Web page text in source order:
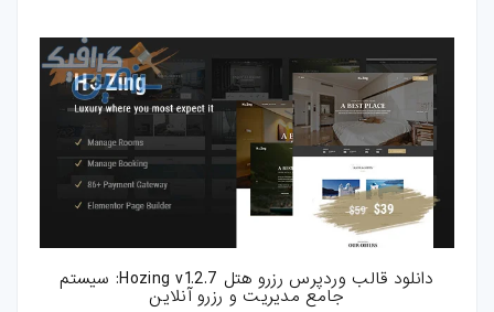
دانلود قالب وردپرس رزرو هتل Hozing v1.2.7: سیستم
جامع مدیریت و رزرو آنلاین